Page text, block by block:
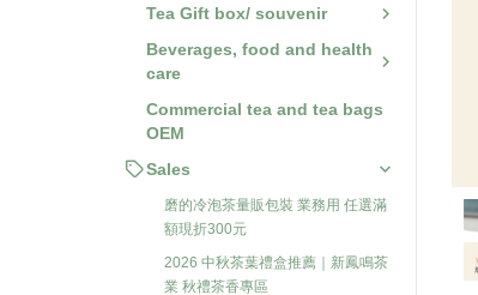
Tea Gift box/ souvenir
Beverages, food and health
care
Commercial tea and tea bags
OEM
Sales
磨的冷泡茶量販包裝 業務用 任選滿
額現折300元
2026 中秋茶葉禮盒推薦｜新鳳鳴茶
業 秋禮茶香專區